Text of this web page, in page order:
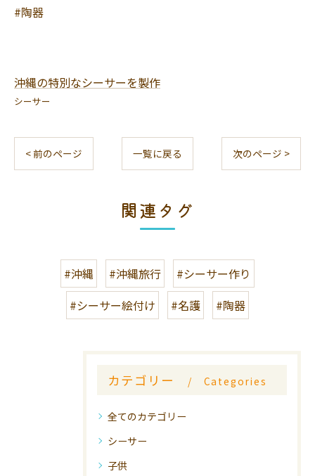
#陶器
沖縄の特別なシーサーを製作
シーサー
< 前のページ 一覧に戻る 次のページ >
関連タグ
#沖縄 #沖縄旅行
#シーサー作り
#シーサー絵付け
#名護 #陶器
カテゴリー Categories
全てのカテゴリー
シーサー
子供